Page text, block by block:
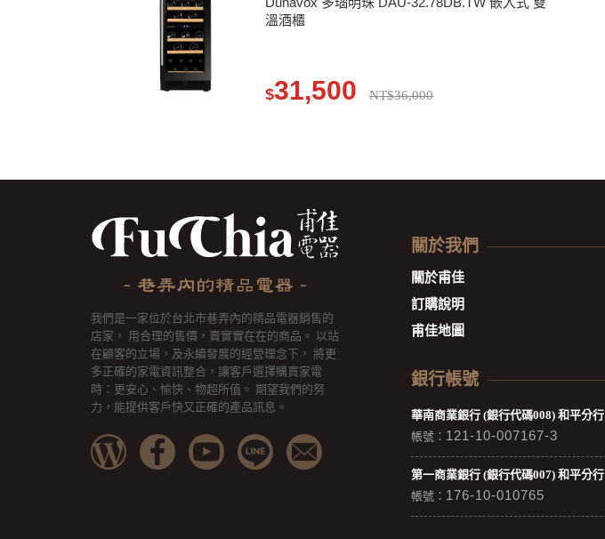
溫酒櫃
$31,500 NT$36,000
我們是一家位於台北市巷弄內的精品電器銷售的
店家， 用合理的售價，賣實實在在的商品。 以站
在顧客的立場，及永續發展的經營理念下， 將更
多正確的家電資訊整合，讓客戶選擇購買家電
時：更安心、愉快、物超所值。 期望我們的努
力，能提供客戶快又正確的產品訊息。
關於我們
關於甫佳
訂購說明
甫佳地圖
銀行帳號
華南商業銀行 (銀行代碼008) 和平分行
帳號： 121-10-007167-3
第一商業銀行 (銀行代碼007) 和平分行
帳號： 176-10-010765